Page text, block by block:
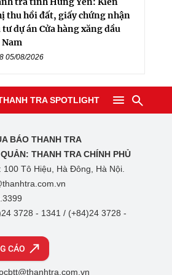
thu hồi đất, giấy chứng nhận
tư dự án Cửa hàng xăng dầu
05/08/2026
TRA SPOTLIGHT
BÁO THANH TRA
THANH TRA CHÍNH PHỦ
100 Tô Hiệu, Hà Đông, Hà Nội.
3728 - 1341 / (+84)24 3728 -
CÁO